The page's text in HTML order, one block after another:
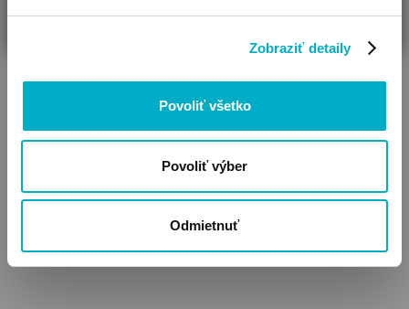
Zobraziť detaily
Povoliť všetko
Povoliť výber
Odmietnuť